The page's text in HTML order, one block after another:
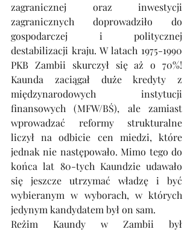
zagranicznej oraz inwestycji
zagranicznych doprowadziło do
gospodarczej i politycznej
destabilizacji kraju. W latach 1975-1990
PKB Zambii skurczył się aż o 70%!
Kaunda zaciągał duże kredyty z
międzynarodowych instytucji
finansowych (MFW/BŚ), ale zamiast
wprowadzać reformy strukturalne
liczył na odbicie cen miedzi, które
jednak nie następowało. Mimo tego do
końca lat 80-tych Kaundzie udawało
się jeszcze utrzymać władzę i być
wybieranym w wyborach, w których
jedynym kandydatem był on sam.
Reżim Kaundy w Zambii był